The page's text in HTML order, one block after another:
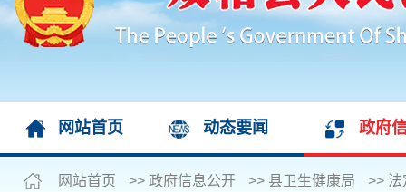
网站首页 动态要闻 政府
网站首页 >> 政府信息公开 >> 县卫生健康局 >> 法